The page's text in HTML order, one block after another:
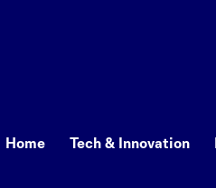
Home Tech & Innovation